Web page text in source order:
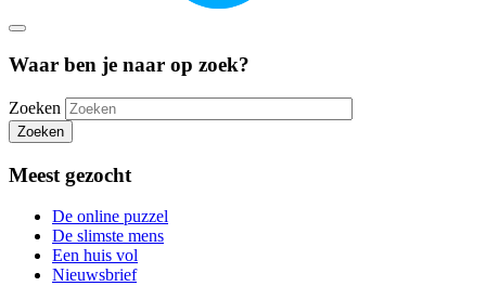
Waar ben je naar op zoek?
Zoeken
Zoeken
Meest gezocht
De online puzzel
De slimste mens
Een huis vol
Nieuwsbrief